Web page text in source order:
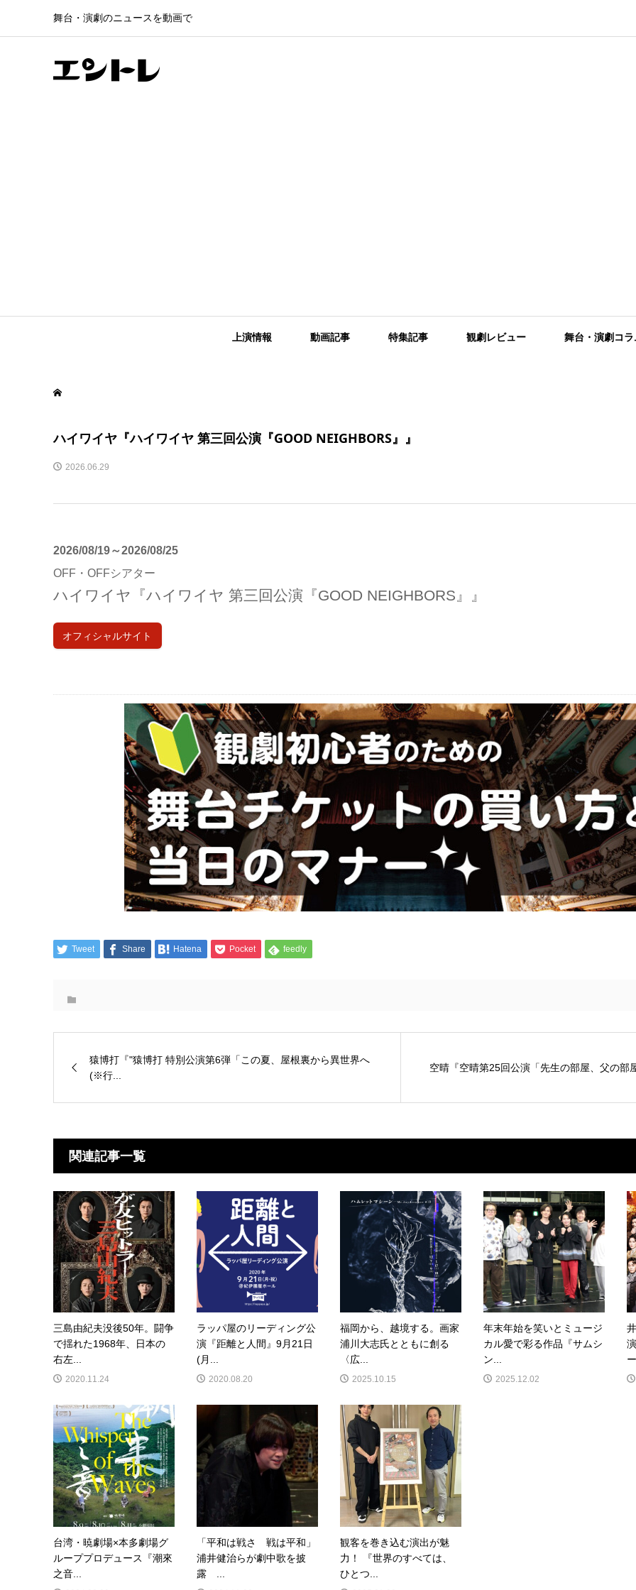
舞台・演劇のニュースを動画で
上演情報 動画記事 特集記事 観劇レビュー 舞台・演劇コラ
ハイワイヤ『ハイワイヤ 第三回公演『GOOD NEIGHBORS』』
2026.06.29
2026/08/19～2026/08/25
OFF・OFFシアター
ハイワイヤ『ハイワイヤ 第三回公演『GOOD NEIGHBORS』』
オフィシャルサイト
Tweet Share Hatena Pocket feedly
猿博打『"猿博打 特別公演第6弾「この夏、屋根裏から異世界へ
(※行...
空晴『空晴第25回公演「先生の部屋、父の部
関連記事一覧
三島由紀夫没後50年。闘争
で揺れた1968年、日本の
右左...
2020.11.24
ラッパ屋のリーディング公
演『距離と人間』9月21日
(月...
2020.08.20
福岡から、越境する。画家
浦川大志氏とともに創る
〈広...
2025.10.15
年末年始を笑いとミュージ
カル愛で彩る作品『サムシ
ン...
2025.12.02
台湾・暁劇場×本多劇場グ
ループプロデュース『潮來
之音...
「平和は戦さ 戦は平和」
浦井健治らが劇中歌を披
露 ...
観客を巻き込む演出が魅
力！ 『世界のすべては、
ひとつ...